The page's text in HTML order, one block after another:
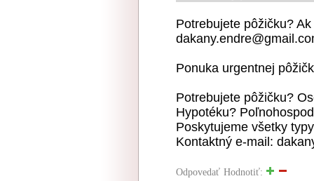
Potrebujete pôžičku?
Ponuka urgentnej
Potrebujete pôžičku?
Hypotéku?
Poskytujeme všetky
Kontaktný e-mail:
Odpovedať Hodnotiť: